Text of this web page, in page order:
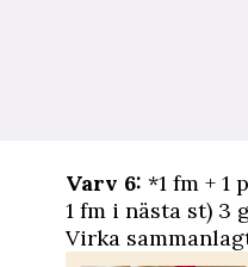
Varv 6: *1 fm + 1
1 fm i nästa st) 3
Virka